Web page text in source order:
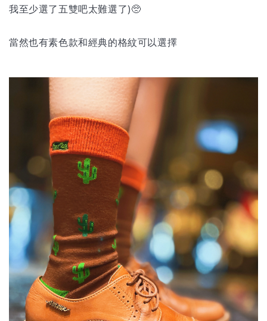
我至少選了五雙吧太難選了)🥺
當然也有素色款和經典的格紋可以選擇